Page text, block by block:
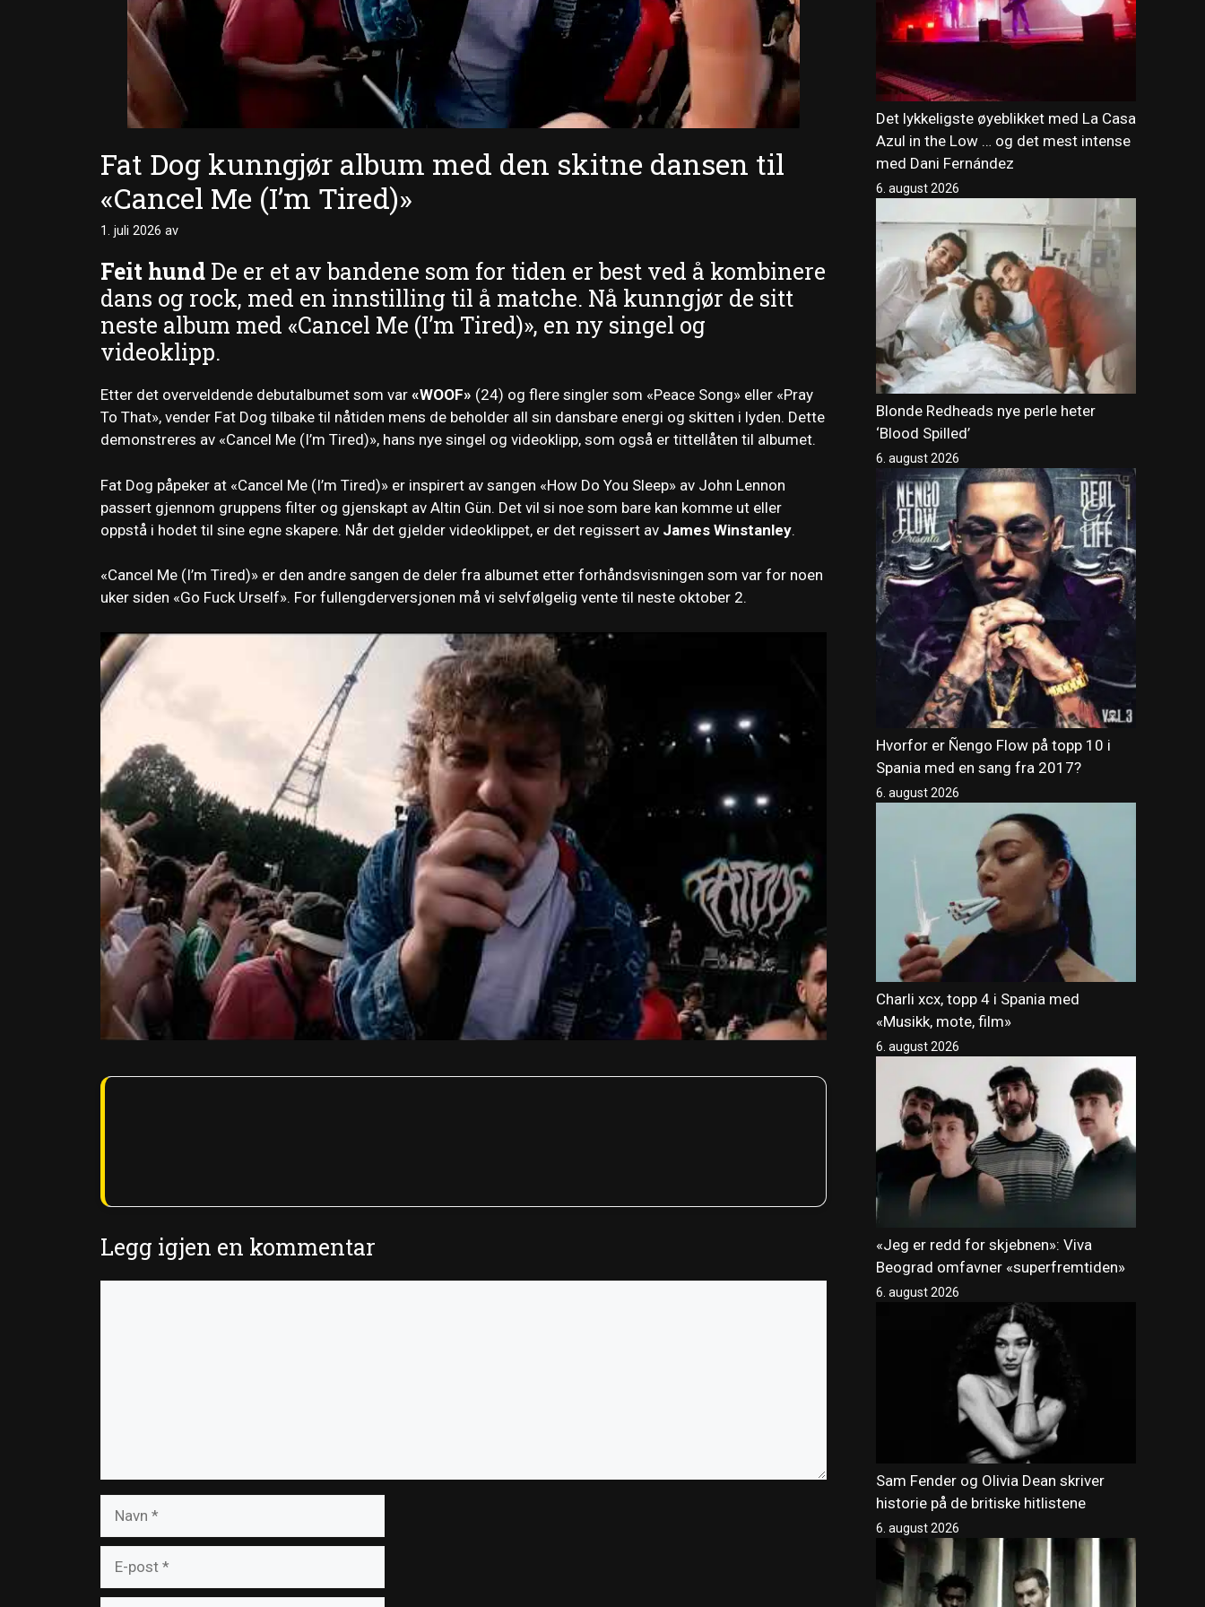
Fat Dog kunngjør album med den skitne dansen til
«Cancel Me (I’m Tired)»
1. juli 2026 av
Feit hund De er et av bandene som for tiden er best ved å kombinere
dans og rock, med en innstilling til å matche. Nå kunngjør de sitt
neste album med «Cancel Me (I’m Tired)», en ny singel og
videoklipp.
Etter det overveldende debutalbumet som var «WOOF» (24) og flere singler som «Peace Song» eller «Pray
To That», vender Fat Dog tilbake til nåtiden mens de beholder all sin dansbare energi og skitten i lyden. Dette
demonstreres av «Cancel Me (I’m Tired)», hans nye singel og videoklipp, som også er tittellåten til albumet.
Fat Dog påpeker at «Cancel Me (I’m Tired)» er inspirert av sangen «How Do You Sleep» av John Lennon
passert gjennom gruppens filter og gjenskapt av Altin Gün. Det vil si noe som bare kan komme ut eller
oppstå i hodet til sine egne skapere. Når det gjelder videoklippet, er det regissert av James Winstanley.
«Cancel Me (I’m Tired)» er den andre sangen de deler fra albumet etter forhåndsvisningen som var for noen
uker siden «Go Fuck Urself». For fullengderversjonen må vi selvfølgelig vente til neste oktober 2.
Legg igjen en kommentar
post
Det lykkeligste øyeblikket med La Casa
Azul in the Low … og det mest intense
med Dani Fernández
6. august 2026
Blonde Redheads nye perle heter
‘Blood Spilled’
6. august 2026
Hvorfor er Ñengo Flow på topp 10 i
Spania med en sang fra 2017?
6. august 2026
Charli xcx, topp 4 i Spania med
«Musikk, mote, film»
6. august 2026
«Jeg er redd for skjebnen»: Viva
Beograd omfavner «superfremtiden»
6. august 2026
Sam Fender og Olivia Dean skriver
historie på de britiske hitlistene
6. august 2026